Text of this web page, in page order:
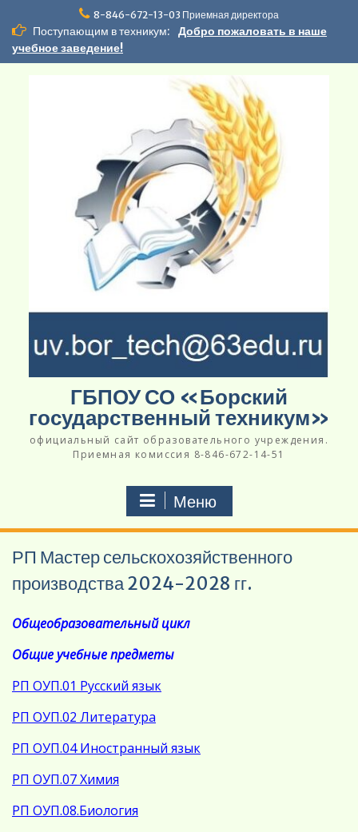
содержимому
8-846-672-13-03 Приемная директора
Поступающим в техникум:
Добро пожаловать в наше
учебное заведение!
ГБПОУ СО «Борский
государственный техникум»
официальный сайт образовательного учреждения.
Приемная комиссия 8-846-672-14-51
Меню
РП Мастер сельскохозяйственного
производства 2024-2028 гг.
Общеобразовательный цикл
Общие учебные предметы
РП ОУП.01 Русский язык
РП ОУП.02 Литература
РП ОУП.04 Иностранный язык
РП ОУП.07 Химия
РП ОУП.08.Биология